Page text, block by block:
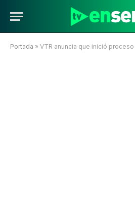
Portada » VTR anuncia que inició proceso de